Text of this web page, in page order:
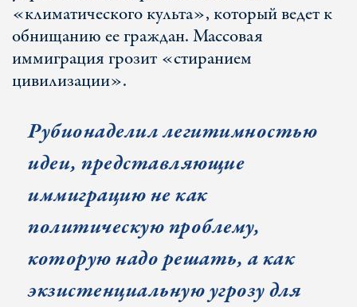
«климатического культа», который ведет к
обнищанию ее граждан. Массовая
иммиграция грозит «стиранием
цивилизации».
Рубионаделил легитимностью
идеи, представляющие
иммиграцию не как
политическую проблему,
которую надо решать, а как
экзистенциальную угрозу для